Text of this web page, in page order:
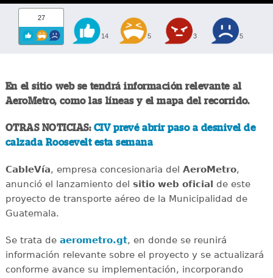
27
14 5 3 5
En el sitio web se tendrá información relevante al
AeroMetro, como las líneas y el mapa del recorrido.
OTRAS NOTICIAS: CIV prevé abrir paso a desnivel de
calzada Roosevelt esta semana
CableVía, empresa concesionaria del AeroMetro,
anunció el lanzamiento del sitio web oficial
de este
proyecto de transporte aéreo de la Municipalidad de
Guatemala.
Se trata de aerometro.gt, en donde se reunirá
información relevante sobre el proyecto y se actualizará
conforme avance su implementación, incorporando